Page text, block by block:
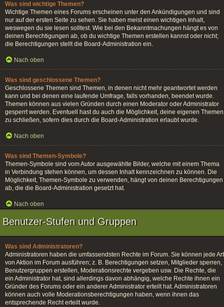
Was sind wichtige Themen?
Wichtige Themen eines Forums erscheinen unter den Ankündigungen und sind
nur auf der ersten Seite zu sehen. Sie haben meist einen wichtigen Inhalt,
weswegen du sie lesen solltest. Wie bei den Bekanntmachungen hängt es von
deinen Berechtigungen ab, ob du wichtige Themen erstellen kannst oder nicht;
die Berechtigungen stellt die Board-Administration ein.
Nach oben
Was sind geschlossene Themen?
Geschlossene Themen sind Themen, in denen nicht mehr geantwortet werden
kann und bei denen eine laufende Umfrage, falls vorhanden, beendet wurde.
Themen können aus vielen Gründen durch einen Moderator oder Administrator
gesperrt werden. Eventuell hast du auch die Möglichkeit, deine eigenen Themen
zu schließen, sofern dies durch die Board-Administration erlaubt wurde.
Nach oben
Was sind Themen-Symbole?
Themen-Symbole sind vom Autor ausgewählte Bilder, welche mit einem Thema
in Verbindung stehen können, um dessen Inhalt kennzeichnen zu können. Die
Möglichkeit, Themen-Symbole zu verwenden, hängt von deinen Berechtigungen
ab, die die Board-Administration gesetzt hat.
Nach oben
Benutzer-Stufen und Gruppen
Was sind Administratoren?
Administratoren haben die umfassendsten Rechte im Forum. Sie können jede Art
von Aktion im Forum ausführen; z. B. Berechtigungen setzen, Mitglieder sperren,
Benutzergruppen erstellen, Moderationsrechte vergeben usw. Die Rechte, die
ein Administrator hat, sind allerdings davon abhängig, welche Rechte ihnen ein
Gründer des Forums oder ein anderer Administrator erteilt hat. Administratoren
können auch volle Moderationsberechtigungen haben, wenn ihnen das
entsprechende Recht erteilt wurde.